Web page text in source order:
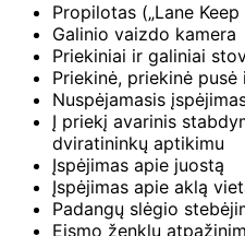
Propilotas („Lane Keep
Galinio vaizdo kamera
Priekiniai ir galiniai
Priekinė, priekinė
Nuspėjamasis
Į priekį avarinis
dviratininkų aptikimu
Įspėjimas apie juostą
Įspėjimas apie aklą
Padangų slėgio
Eismo ženklų